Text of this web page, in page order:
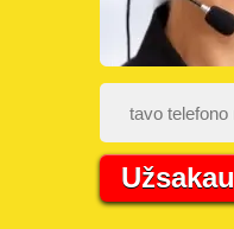
Užsakau